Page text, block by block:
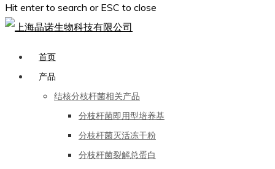
Hit enter to search or ESC to close
首页
产品
结核分枝杆菌相关产品
分枝杆菌即用型培养基
分枝杆菌灭活冻干粉
分枝杆菌裂解总蛋白